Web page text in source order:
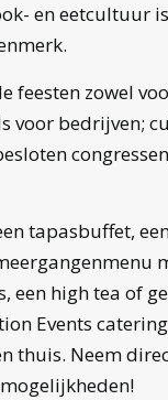
en eetcultuur
feesten zowel
voor bedrijven;
tapasbuffet,
een high tea of
Events
thuis. Neem